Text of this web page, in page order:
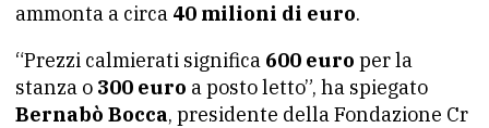
ammonta a circa 40 milioni di euro.
“Prezzi calmierati significa 600 euro per la
stanza o 300 euro a posto letto”, ha spiegato
Bernabò Bocca, presidente della Fondazione Cr